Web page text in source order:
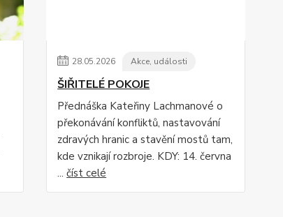
28.05.2026 Akce, události
ŠIŘITELÉ POKOJE
Přednáška Kateřiny Lachmanové o
překonávání konfliktů, nastavování
zdravých hranic a stavění mostů tam,
kde vznikají rozbroje. KDY: 14. června
...číst celé